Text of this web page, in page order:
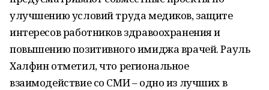
улучшению условий труда медиков, защите
интересов работников здравоохранения и
повышению позитивного имиджа врачей. Рауль
Халфин отметил, что региональное
взаимодействие со СМИ – одно из лучших в